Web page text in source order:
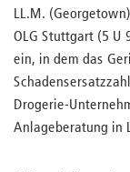
LL.M.
OLG Stuttgart (5 U
ein, in dem das
Drogerie-
Anlageberatung in